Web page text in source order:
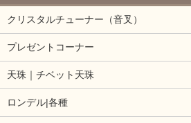
クリスタルチューナー（音叉）
プレゼントコーナー
天珠｜チベット天珠
ロンデル|各種